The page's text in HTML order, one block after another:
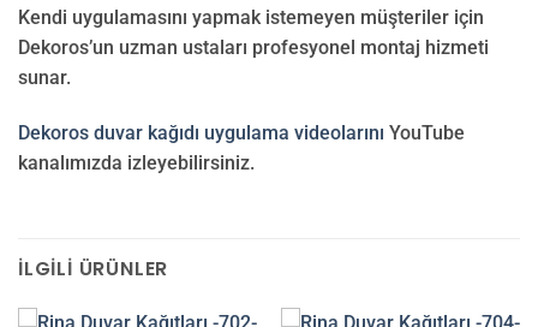
Kendi uygulamasını yapmak istemeyen müşteriler için
Dekoros’un uzman ustaları profesyonel montaj hizmeti
sunar.
Dekoros duvar kağıdı uygulama videolarını YouTube
kanalımızda izleyebilirsiniz.
İLGILI ÜRÜNLER